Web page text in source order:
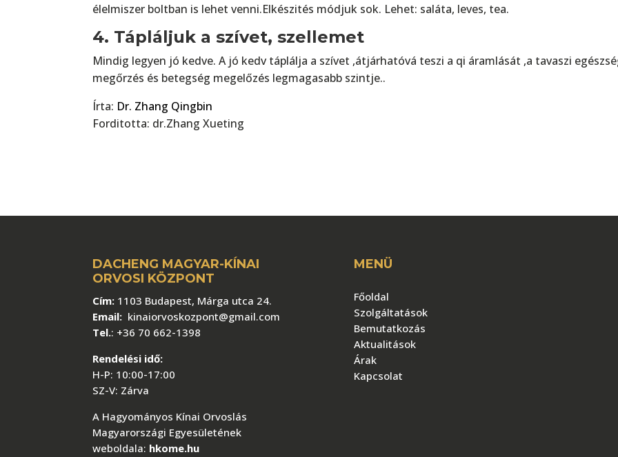
élelmiszer boltban is lehet venni.Elkészités módjuk sok. Lehet: saláta, leves, tea.
4. Tápláljuk a szívet, szellemet
Mindig legyen jó kedve. A jó kedv táplálja a szívet ,átjárhatóvá teszi a qi áramlását ,a tavaszi
megőrzés és betegség megelőzés legmagasabb szintje..
Írta: Dr. Zhang Qingbin
Forditotta: dr.Zhang Xueting
DACHENG MAGYAR-KÍNAI
ORVOSI KÖZPONT
Cím: 1103 Budapest, Márga utca 24.
Email: kinaiorvoskozpont@gmail.com
Tel.: +36 70 662-1398
Rendelési idő:
H-P: 10:00-17:00
SZ-V: Zárva
A Hagyományos Kínai Orvoslás
Magyarországi Egyesületének
weboldala: hkome.hu
MENÜ
Főoldal
Szolgáltatások
Bemutatkozás
Aktualitások
Árak
Kapcsolat